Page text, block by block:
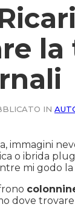
IN
o ibrida
mi godo
dove